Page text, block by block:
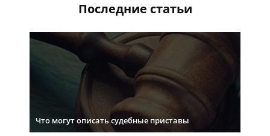
Последние статьи
Что могут описать судебные приставы